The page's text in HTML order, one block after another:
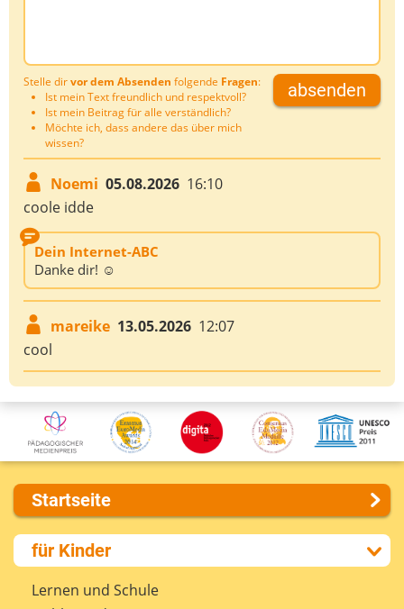
Stelle dirvor dem Absenden folgende Fragen:
Ist mein Text freundlich und respektvoll?
Ist mein Beitrag für alle verständlich?
Möchte ich, dass andere das über mich
wissen?
absenden
Noemi 05.08.2026 16:10
coole idde
Dein Internet-ABC
Danke dir! ☺️
mareike 13.05.2026 12:07
cool
Startseite
Über uns
Presse
Kontakt
für Kinder
Lernen und Schule